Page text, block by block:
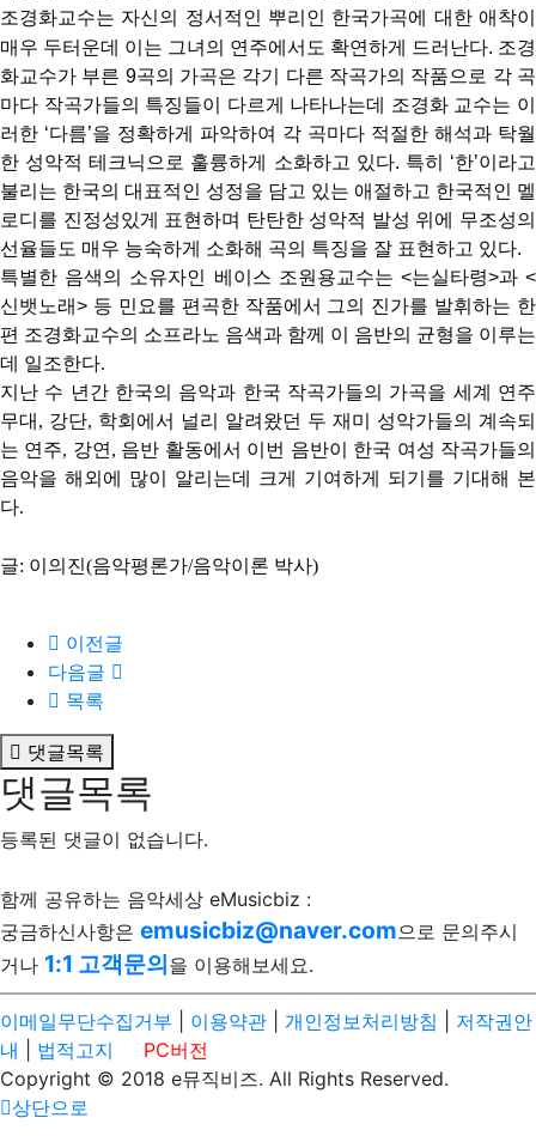
조경화교수는 자신의 정서적인 뿌리인 한국가곡에 대한 애착이
매우 두터운데 이는 그녀의 연주에서도 확연하게 드러난다. 조경
화교수가 부른 9곡의 가곡은 각기 다른 작곡가의 작품으로 각 곡
마다 작곡가들의 특징들이 다르게 나타나는데 조경화 교수는 이
러한 ‘다름’을 정확하게 파악하여 각 곡마다 적절한 해석과 탁월
한 성악적 테크닉으로 훌륭하게 소화하고 있다. 특히 ‘한’이라고
불리는 한국의 대표적인 성정을 담고 있는 애절하고 한국적인 멜
로디를 진정성있게 표현하며 탄탄한 성악적 발성 위에
무조성의
선율들도 매우 능숙하게 소화해 곡의 특징을 잘 표현하고 있다.
특별한 음색의 소유자인 베이스 조원용교수는 <는실타령>과 <
신뱃노래> 등 민요를 편곡한 작품에서 그의 진가를 발휘하는 한
편 조경화교수의 소프라노 음색과 함께 이 음반의 균형을 이루는
데 일조한다.
지난 수 년간 한국의 음악과 한국 작곡가들의 가곡을 세계 연주
무대, 강단, 학회에서 널리 알려왔던 두 재미 성악가들의 계속되
는 연주, 강연, 음반 활동에서 이번 음반이 한국 여성 작곡가들의
음악을 해외에 많이 알리는데 크게 기여하게 되기를 기대해 본
다.
글: 이의진(음악평론가/음악이론 박사)
이전글
다음글
목록
댓글목록
댓글목록
등록된 댓글이 없습니다.
함께 공유하는 음악세상 eMusicbiz :
궁금하신사항은 emusicbiz@naver.com으로 문의주시
거나 1:1 고객문의을 이용해보세요.
이메일무단수집거부 이용약관 개인정보처리방침
저작권안
내
법적고지
PC버전
Copyright © 2018 e뮤직비즈. All Rights Reserved.
상단으로